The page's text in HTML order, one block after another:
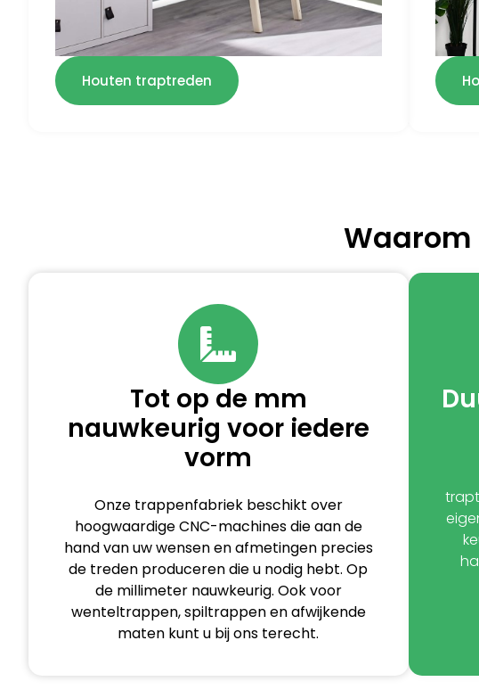
Houten traptreden
Waarom
Tot op de mm
nauwkeurig voor iedere
vorm
Onze trappenfabriek beschikt over
hoogwaardige CNC-machines die aan de
hand van uw wensen en afmetingen precies
de treden produceren die u nodig hebt. Op
de millimeter nauwkeurig. Ook voor
wenteltrappen, spiltrappen en afwijkende
maten kunt u bij ons terecht.